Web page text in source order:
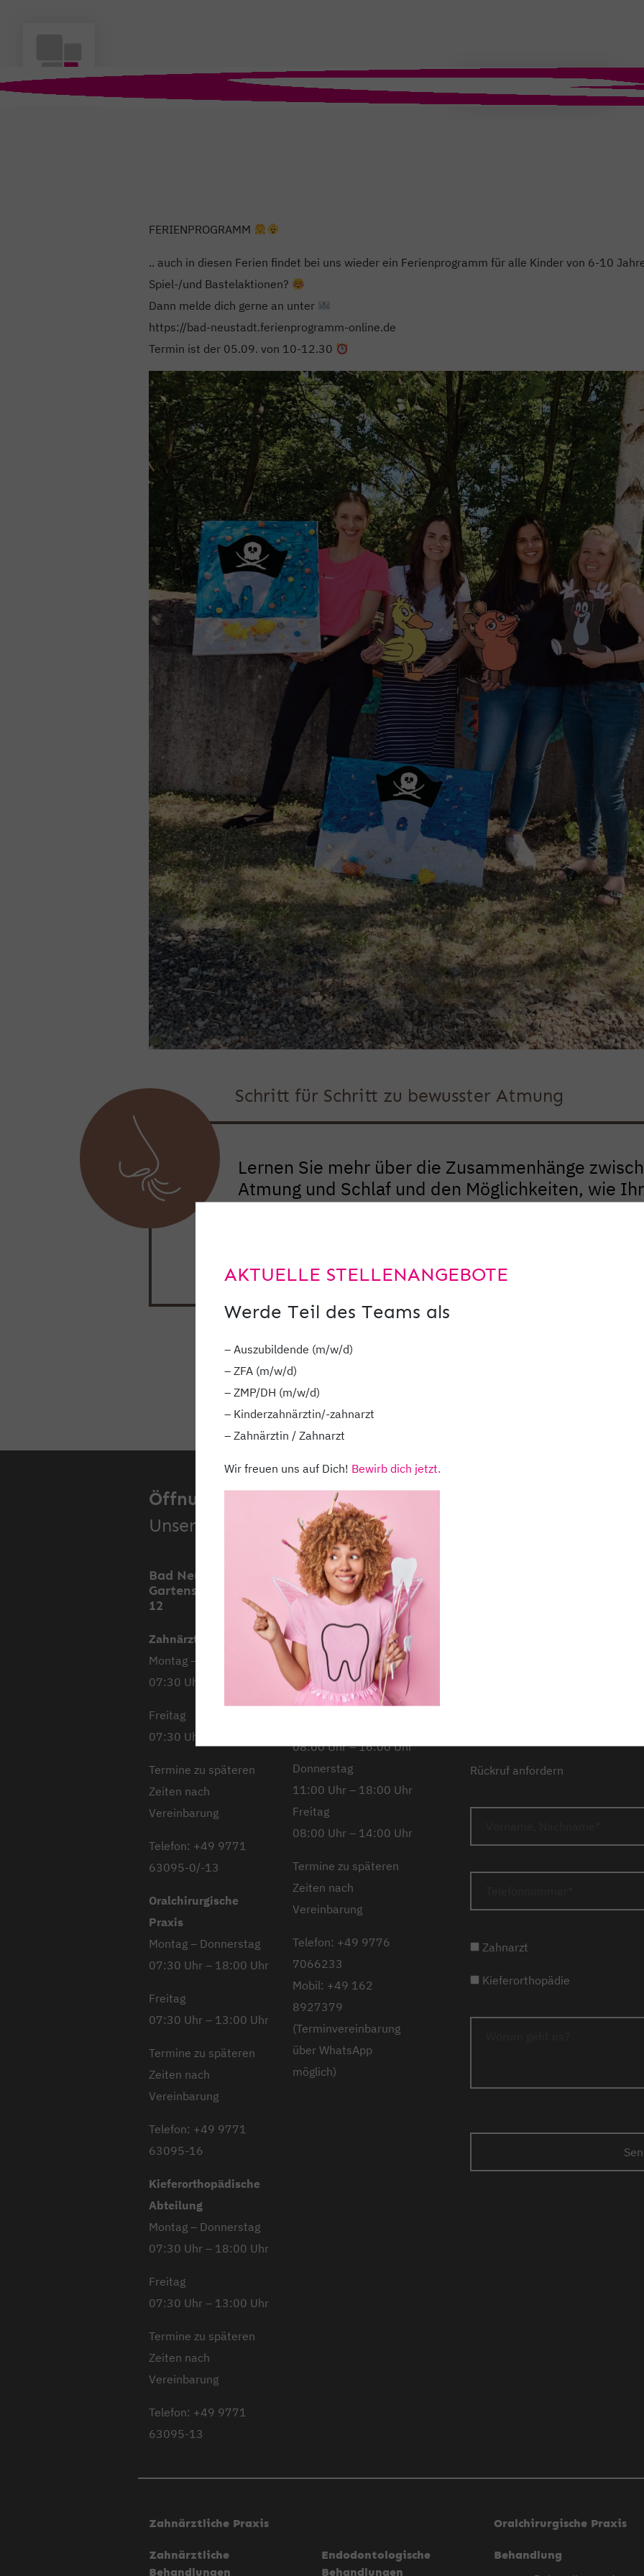
FERIENPROGRAMM
.. auch in diesen Ferien findet bei uns wieder ein Ferienprogramm für alle Kinder von 6-10
Spiel-/und Bastelaktionen?
Dann melde dich gerne an unter
https://bad-neustadt.ferienprogramm-online.de
Termin ist der 05.09. von 10-12.30
Schritt für Schritt zu bewusster Atmung
Lernen Sie mehr über die Zusammenhänge
Atmung und Schlaf und den Möglichkeiten, wie
behilflich sein kann.
Hier der
Öffnungszeiten.
Unsere Standorte.
Bad Neustadt,
Gartenstraße 11 &
12
Zahnärztliche Praxis
Montag – Donnerstag
07:30 Uhr – 18:00 Uhr
Freitag
07:30 Uhr – 13:00 Uhr
Termine zu späteren
Zeiten nach
Vereinbarung
Telefon: +49 9771
63095-0/-13
Oralchirurgische
Praxis
Montag – Donnerstag
07:30 Uhr – 18:00 Uhr
Freitag
07:30 Uhr – 13:00 Uhr
Termine zu späteren
Zeiten nach
Vereinbarung
Telefon: +49 9771
63095-16
Kieferorthopädische
Abteilung
Montag – Donnerstag
07:30 Uhr – 18:00 Uhr
Freitag
07:30 Uhr – 13:00 Uhr
Termine zu späteren
Zeiten nach
Vereinbarung
Telefon: +49 9771
63095-13
Mellrichstadt,
Stockheimer
Straße 12
Montag
08:00 Uhr – 14:00 Uhr
Dienstag
10:00 Uhr – 18:00 Uhr
08:00 Uhr – 16:00 Uhr
Donnerstag
11:00 Uhr – 18:00 Uhr
Freitag
08:00 Uhr – 14:00 Uhr
Termine zu späteren
Zeiten nach
Vereinbarung
Telefon: +49 9776
7066233
Mobil: +49 162
8927379
(Terminvereinbarung
über WhatsApp
möglich)
Rückruf anfordern
Zahnarzt
Kieferorthopädie
Zahnärztliche Praxis
Zahnärztliche
Behandlungen
Endodontologische
Behandlungen
Oralchirurgische Praxis
Behandlung
AKTUELLE STELLENANGEBOTE
Werde Teil des Teams als
– Auszubildende (m/w/d)
– ZFA (m/w/d)
– ZMP/DH (m/w/d)
– Kinderzahnärztin/-zahnarzt
– Zahnärztin / Zahnarzt
Wir freuen uns auf Dich! Bewirb dich jetzt.